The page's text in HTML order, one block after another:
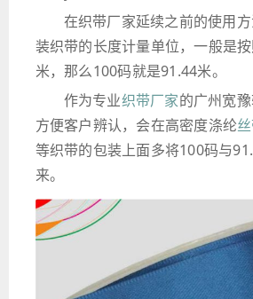
在织带厂家延续之前的使用
装织带的长度计量单位，一般是
米，那么100码就是91.44米。
作为专业织带厂家的广州宽
方便客户辨认，会在高密度涤纶
等织带的包装上面多将100码与
来。